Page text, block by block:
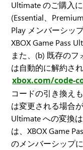
Ultimate のご購入
(Essential、
Play メンバーシッ
XBOX Game Pass
また、(b) 既存の
は自動的に解約さ
xbox.com/code-
コードの引き換え
は変更される場合
Ultimate への変換
は、XBOX Game
のメンバーシップ